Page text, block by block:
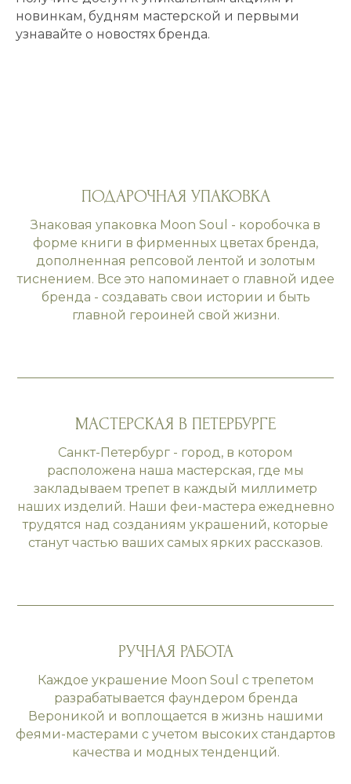
новинкам, будням мастерской и первыми
узнавайте о новостях бренда.
ПОДАРОЧНАЯ УПАКОВКА
Знаковая упаковка Moon Soul - коробочка в
форме книги в фирменных цветах бренда,
дополненная репсовой лентой и золотым
тиснением. Все это напоминает о главной идее
бренда - создавать свои истории и быть
главной героиней свой жизни.
МАСТЕРСКАЯ В ПЕТЕРБУРГЕ
Санкт-Петербург - город, в котором
расположена наша мастерская, где мы
закладываем трепет в каждый миллиметр
наших изделий. Наши феи-мастера ежедневно
трудятся над созданиям украшений, которые
станут частью ваших самых ярких рассказов.
РУЧНАЯ РАБОТА
Каждое украшение Moon Soul с трепетом
разрабатывается фаундером бренда
Вероникой и воплощается в жизнь нашими
феями-мастерами с учетом высоких стандартов
качества и модных тенденций.